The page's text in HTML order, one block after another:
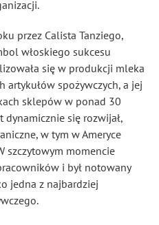
przez Calista Tanziego,
włoskiego sukcesu
się w produkcji mleka
artykułów spożywczych, a jej
sklepów w ponad 30
dynamicznie się rozwijał,
w tym w Ameryce
szczytowym momencie
i był notowany
jedna z najbardziej